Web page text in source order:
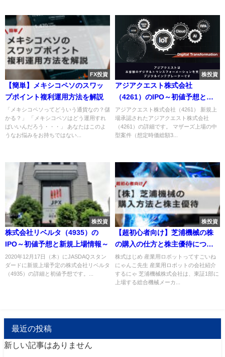
FX投資
【簡単】メキシコペソのスワッ
プポイント複利運用方法を解説
「メキシコペソってどういう通貨なの？儲
かる？」 「メキシコペソはどう運用すれ
ばいいんだろう・・・」 あなたはこのよ
うなお悩みをお持ちではない...
株投資
アジアクエスト株式会社
（4261）のIPO～初値予想と新
規上場情報～
アジアクエスト株式会社（4261） 新規上
場承認されたアジアクエスト株式会社
（4261）の詳細です。 マザーズ上場の中
型案件（想定時価総額3...
株投資
株式会社リベルタ（4935）の
IPO～初値予想と新規上場情報～
2020年12月17日（木）にJASDAQスタン
ダードに新規上場予定の株式会社リベルタ
（4935）の詳細と初値予想です。...
株投資
【超初心者向け】芝浦機械の株
の購入の仕方と株主優待につい
て
株式はじめ 産業用ロボットってすごいね
にゃんこ先生 産業用ロボットの会社紹介
するにゃ 芝浦機械株式会社は、東証1部に
上場する総合機械メーカ...
最近の投稿
新しい記事はありません